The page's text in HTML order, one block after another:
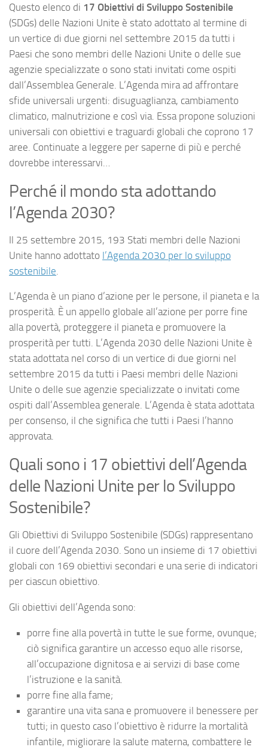
Questo elenco di 17 Obiettivi di Sviluppo Sostenibile
(SDGs) delle Nazioni Unite è stato adottato al termine di
un vertice di due giorni nel settembre 2015 da tutti i
Paesi che sono membri delle Nazioni Unite o delle sue
agenzie specializzate o sono stati invitati come ospiti
dall’Assemblea Generale. L’Agenda mira ad affrontare
sfide universali urgenti: disuguaglianza, cambiamento
climatico, malnutrizione e così via. Essa propone soluzioni
universali con obiettivi e traguardi globali che coprono 17
aree. Continuate a leggere per saperne di più e perché
dovrebbe interessarvi…
Perché il mondo sta adottando
l’Agenda 2030?
Il 25 settembre 2015, 193 Stati membri delle Nazioni
Unite hanno adottato l’Agenda 2030 per lo sviluppo
sostenibile
L’Agenda è un piano d’azione per le persone, il pianeta e la
prosperità. È un appello globale all’azione per porre fine
alla povertà, proteggere il pianeta e promuovere la
prosperità per tutti. L’Agenda 2030 delle Nazioni Unite è
stata adottata nel corso di un vertice di due giorni nel
settembre 2015 da tutti i Paesi membri delle Nazioni
Unite o delle sue agenzie specializzate o invitati come
ospiti dall’Assemblea generale. L’Agenda è stata adottata
per consenso, il che significa che tutti i Paesi l’hanno
approvata.
Quali sono i 17 obiettivi dell’Agenda
delle Nazioni Unite per lo Sviluppo
Sostenibile?
Gli Obiettivi di Sviluppo Sostenibile (SDGs) rappresentano
il cuore dell’Agenda 2030. Sono un insieme di 17 obiettivi
globali con 169 obiettivi secondari e una serie di indicatori
per ciascun obiettivo.
Gli obiettivi dell’Agenda sono:
porre fine alla povertà in tutte le sue forme, ovunque;
ciò significa garantire un accesso equo alle risorse,
all’occupazione dignitosa e ai servizi di base come
l’istruzione e la sanità.
porre fine alla fame;
garantire una vita sana e promuovere il benessere per
tutti; in questo caso l’obiettivo è ridurre la mortalità
infantile, migliorare la salute materna, combattere le